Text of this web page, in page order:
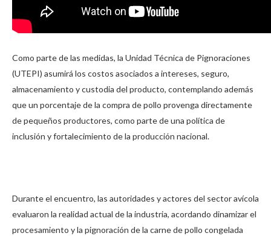
Como parte de las medidas, la Unidad Técnica de Pignoraciones
(UTEPI) asumirá los costos asociados a intereses, seguro,
almacenamiento y custodia del producto, contemplando además
que un porcentaje de la compra de pollo provenga directamente
de pequeños productores, como parte de una política de
inclusión y fortalecimiento de la producción nacional.
Durante el encuentro, las autoridades y actores del sector avícola
evaluaron la realidad actual de la industria, acordando dinamizar el
procesamiento y la pignoración de la carne de pollo congelada